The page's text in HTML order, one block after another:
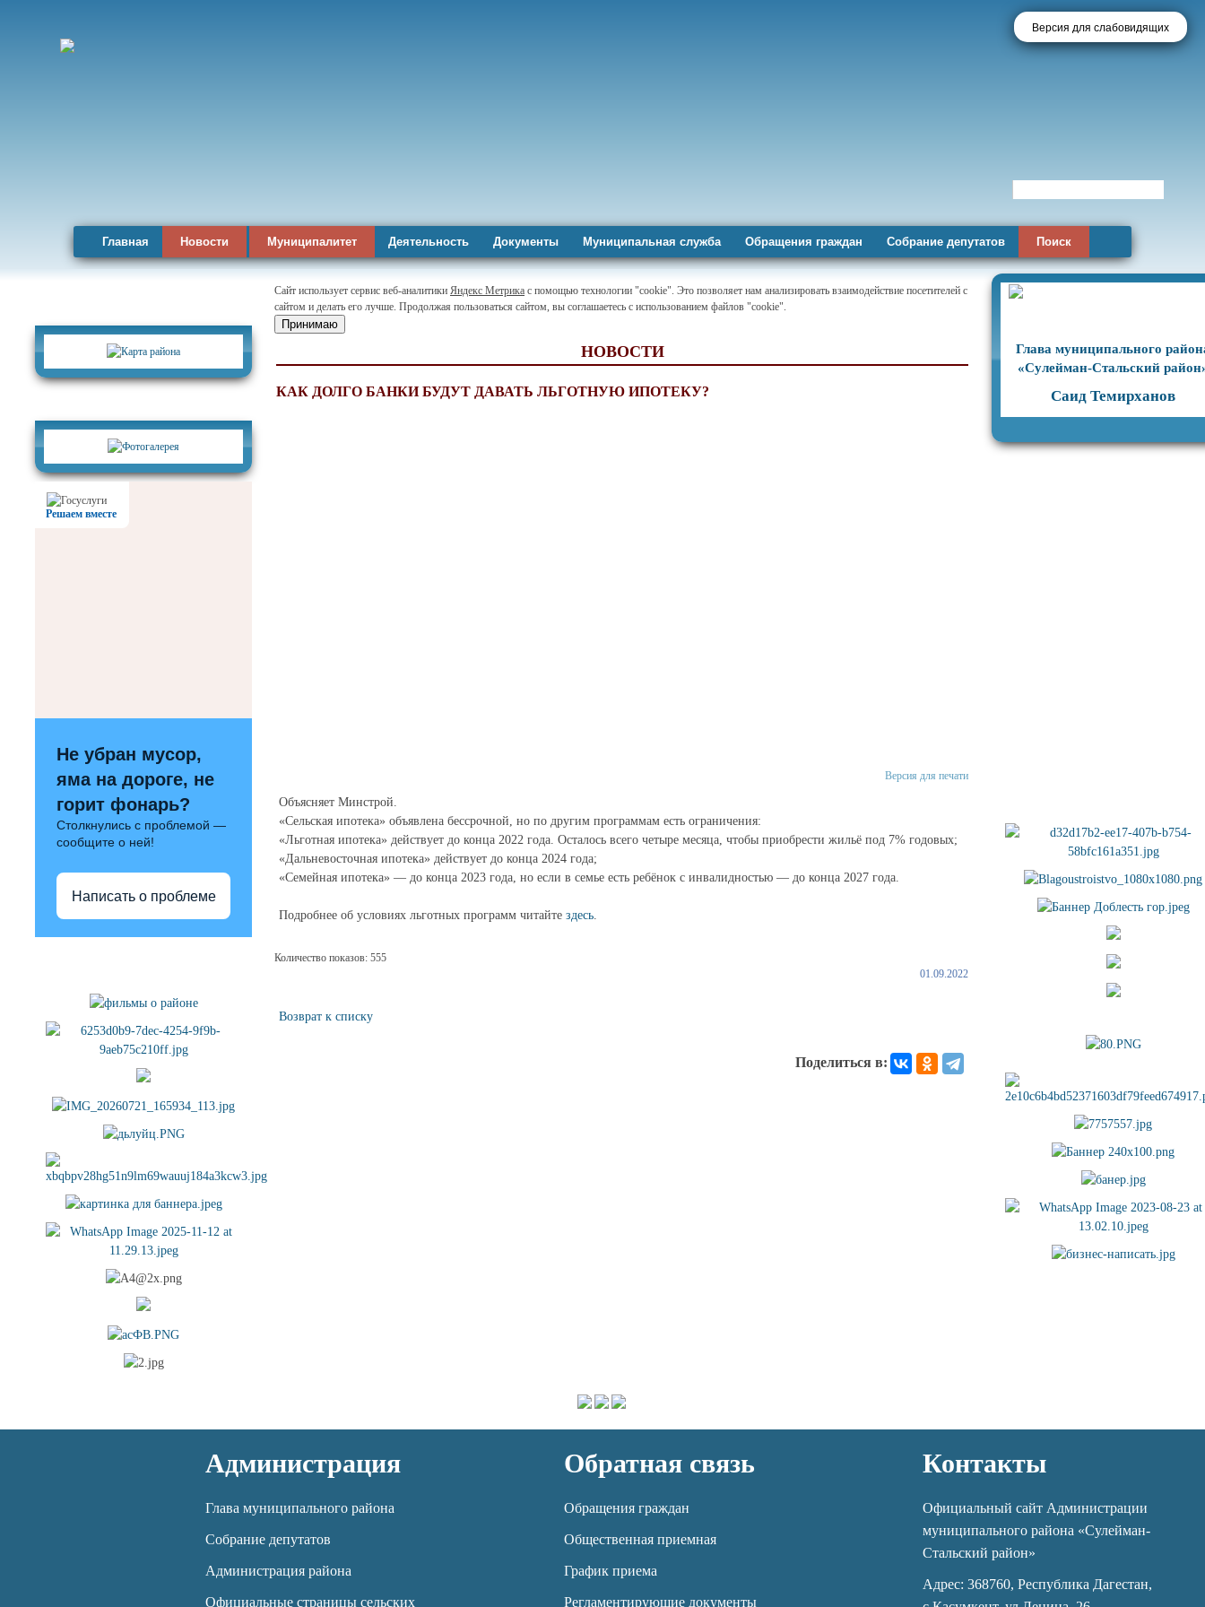
Версия для слабовидящих
Главная Новости Муниципалитет Деятельность Документы Муниципальная служба Обращения граждан Собрание депутатов Поиск
Решаем вместе
Не убран мусор,
яма на дороге, не
горит фонарь?
Столкнулись с проблемой —
сообщите о ней!
Написать о проблеме
Сайт использует сервис веб-аналитики Яндекс Метрика с помощью технологии "cookie". Это позволяет нам анализировать взаимодействие посетителей с
сайтом и делать его лучше. Продолжая пользоваться сайтом, вы соглашаетесь с использованием файлов "cookie".
Принимаю
НОВОСТИ
КАК ДОЛГО БАНКИ БУДУТ ДАВАТЬ ЛЬГОТНУЮ ИПОТЕКУ?
Версия для печати
Объясняет Минстрой.
«Сельская ипотека» объявлена бессрочной, но по другим программам есть ограничения:
«Льготная ипотека» действует до конца 2022 года. Осталось всего четыре месяца, чтобы приобрести жильё под 7% годовых;
«Дальневосточная ипотека» действует до конца 2024 года;
«Семейная ипотека» — до конца 2023 года, но если в семье есть ребёнок с инвалидностью — до конца 2027 года.
Подробнее об условиях льготных программ читайте здесь.
Количество показов: 555
01.09.2022
Возврат к списку
Поделиться в:
Глава муниципального
«Сулейман-Стальский
Саид Темирханов
Администрация
Глава муниципального района
Собрание депутатов
Администрация района
Официальные страницы сельских
Обратная связь
Обращения граждан
Общественная приемная
График приема
Регламентирующие документы
Контакты
Официальный сайт Администрации
муниципального района «Сулейман-
Стальский район»
Адрес: 368760, Республика Дагестан,